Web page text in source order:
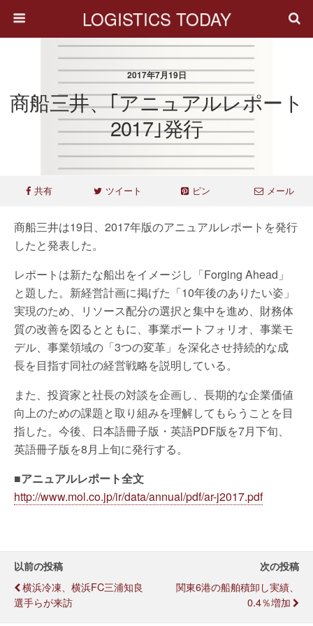
LOGISTICS TODAY
2017年7月19日
商船三井、｢アニュアルレポート
2017｣発行
共有 ツイート ピン メール
商船三井は19日、2017年版のアニュアルレポートを発行
したと発表した。
レポートは新たな船出をイメージし「Forging Ahead」
と題した。新経営計画に掲げた「10年後のありたい姿」
実現のため、リソース配分の選択と集中を進め、財務体
質の改善を図るとともに、事業ポートフォリオ、事業モ
デル、事業領域の「3つの変革」を深化させ持続的な成
長を目指す同社の経営戦略を説明している。
また、投資家と社長の対談を企画し、長期的な企業価値
向上のための課題と取り組みを理解してもらうことを目
指した。今後、日本語冊子版・英語PDF版を7月下旬、
英語冊子版を8月上旬に発行する。
■アニュアルレポート全文
http://www.mol.co.jp/ir/data/annual/pdf/ar-j2017.pdf
以前の投稿
横浜冷凍、横浜FC三浦知良
選手らが来訪
次の投稿
関東6港の船舶積卸し実績、
0.4％増加